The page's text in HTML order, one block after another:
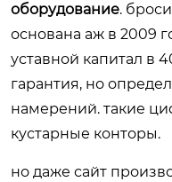
оборудование.
основана аж в 2009
уставной капитал в
гарантия, но
намерений. такие
кустарные конторы.
но даже сайт